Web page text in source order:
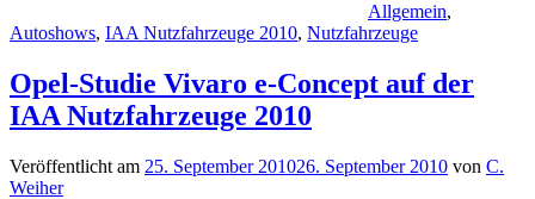
Allgemein,
Autoshows, IAA Nutzfahrzeuge 2010, Nutzfahrzeuge
Opel-Studie Vivaro e-Concept auf der
IAA Nutzfahrzeuge 2010
Veröffentlicht am 25. September 201026. September 2010 von C.
Weiher